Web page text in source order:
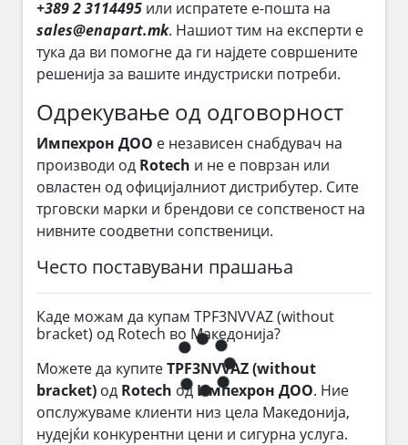
+389 2 3114495 или испратете е-пошта на
sales@enapart.mk. Нашиот тим на експерти е
тука да ви помогне да ги најдете совршените
решенија за вашите индустриски потреби.
Одрекување од одговорност
Импехрон ДОО е независен снабдувач на
производи од Rotech и не е поврзан или
овластен од официјалниот дистрибутер. Сите
трговски марки и брендови се сопственост на
нивните соодветни сопственици.
Често поставувани прашања
Каде можам да купам TPF3NVVAZ (without
bracket) од Rotech во Македонија?
Можете да купитеTPF3NVVAZ (without
bracket) од Rotech од Импехрон ДОО. Ние
опслужуваме клиенти низ цела Македонија,
нудејќи конкурентни цени и сигурна услуга.